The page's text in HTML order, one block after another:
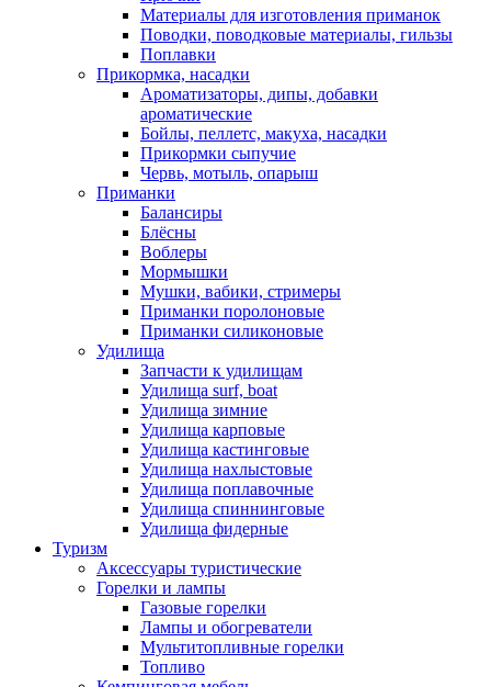
Материалы для изготовления приманок
Поводки, поводковые материалы, гильзы
Поплавки
Прикормка, насадки
Ароматизаторы, дипы, добавки
ароматические
Бойлы, пеллетс, макуха, насадки
Прикормки сыпучие
Червь, мотыль, опарыш
Приманки
Балансиры
Блёсны
Воблеры
Мормышки
Мушки, вабики, стримеры
Приманки поролоновые
Приманки силиконовые
Удилища
Запчасти к удилищам
Удилища surf, boat
Удилища зимние
Удилища карповые
Удилища кастинговые
Удилища нахлыстовые
Удилища поплавочные
Удилища спиннинговые
Удилища фидерные
Туризм
Аксессуары туристические
Горелки и лампы
Газовые горелки
Лампы и обогреватели
Мультитопливные горелки
Топливо